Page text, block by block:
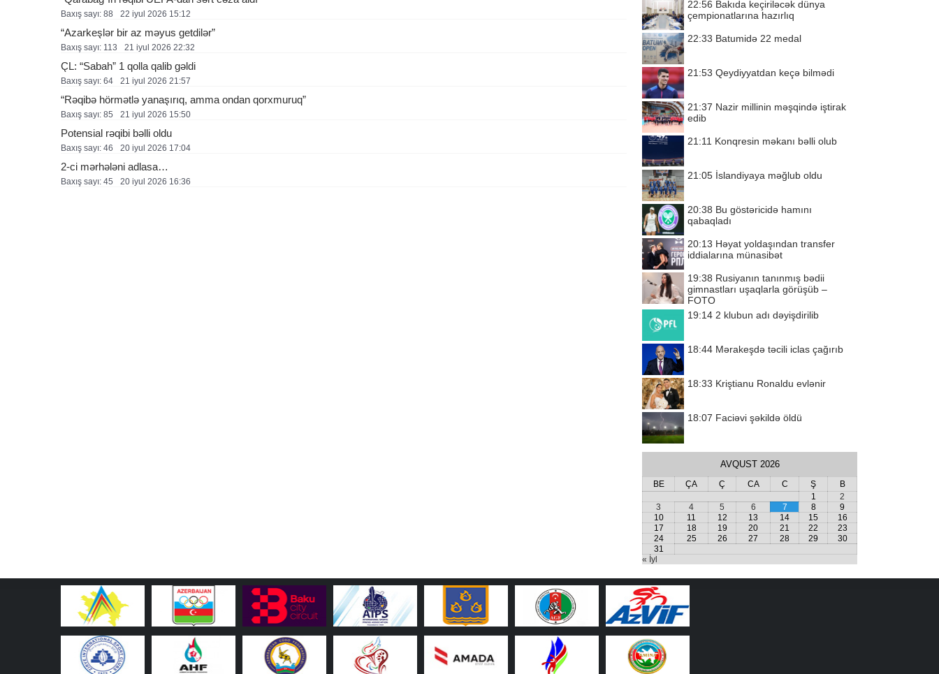
Baxış sayı: 88 22 i̇yul 2026 15:12
“Azarkeşlər bir az məyus getdilər”
Baxış sayı: 113 21 i̇yul 2026 22:32
ÇL: “Sabah” 1 qolla qalib gəldi
Baxış sayı: 64 21 i̇yul 2026 21:57
“Rəqibə hörmətlə yanaşırıq, amma ondan qorxmuruq”
Baxış sayı: 85 21 i̇yul 2026 15:50
Potensial rəqibi bəlli oldu
Baxış sayı: 46 20 i̇yul 2026 17:04
2-ci mərhələni adlasa…
Baxış sayı: 45 20 i̇yul 2026 16:36
22:56 Bakıda keçiriləcək dünya
çempionatlarına hazırlıq
22:33 Batumidə 22 medal
21:53 Qeydiyyatdan keçə bilmədi
21:37 Nazir millinin məşqində iştirak
edib
21:11 Konqresin məkanı bəlli olub
21:05 İslandiyaya məğlub oldu
20:38 Bu göstəricidə hamını
qabaqladı
20:13 Həyat yoldaşından transfer
iddialarına münasibət
19:38 Rusiyanın tanınmış bədii
gimnastları uşaqlarla görüşüb –
FOTO
19:14 2 klubun adı dəyişdirilib
18:44 Mərakeşdə təcili iclas çağırıb
18:33 Kriştianu Ronaldu evlənir
18:07 Faciəvi şəkildə öldü
AVQUST 2026
BE ÇA Ç CA C Ş
B
1
2
3
4 5 6 7 8
9
10
11 12 13 14 15
16
17
18 19 20 21 22
23
24
25 26 27 28 29
30
31
« İyl